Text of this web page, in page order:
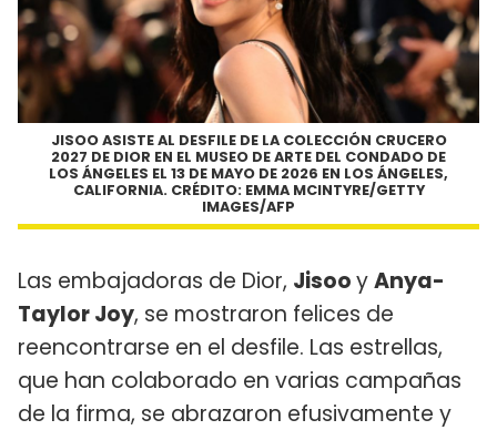
JISOO ASISTE AL DESFILE DE LA COLECCIÓN CRUCERO
2027 DE DIOR EN EL MUSEO DE ARTE DEL CONDADO DE
LOS ÁNGELES EL 13 DE MAYO DE 2026 EN LOS ÁNGELES,
CALIFORNIA. CRÉDITO: EMMA MCINTYRE/GETTY
IMAGES/AFP
Las embajadoras de Dior, JisooyAnya-
Taylor Joy, se mostraron felices de
reencontrarse en el desfile. Las estrellas,
que han colaborado en varias campañas
de la firma, se abrazaron efusivamente y